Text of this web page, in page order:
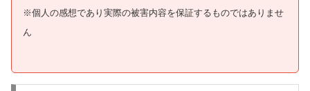
※個人の感想であり実際の被害内容を保証するものではありませ
ん